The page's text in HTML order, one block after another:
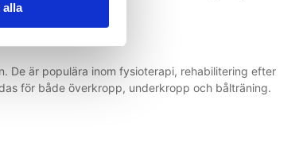
alla
De är populära inom fysioterapi, rehabilitering efter
för både överkropp, underkropp och bålträning.